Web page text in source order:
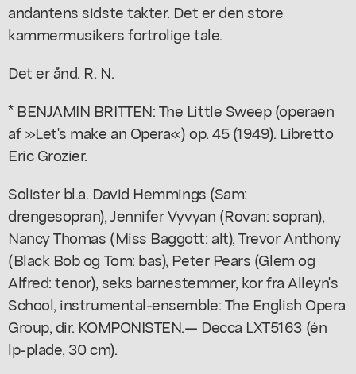
andantens sidste takter. Det er den store
kammermusikers fortrolige tale.
Det er ånd. R. N.
* BENJAMIN BRITTEN: The Little Sweep (operaen
af »Let's make an Opera«) op. 45 (1949). Libretto
Eric Grozier.
Solister bl.a. David Hemmings (Sam:
drengesopran), Jennifer Vyvyan (Rovan: sopran),
Nancy Thomas (Miss Baggott: alt), Trevor Anthony
(Black Bob og Tom: bas), Peter Pears (Glem og
Alfred: tenor), seks barnestemmer, kor fra Alleyn's
School, instrumental-ensemble: The English Opera
Group, dir. KOMPONISTEN.— Decca LXT5163 (én
lp-plade, 30 cm).